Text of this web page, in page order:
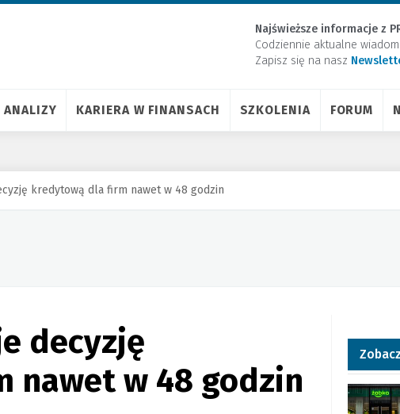
Najświeższe informacje z
Codziennie aktualne
Zapisz się na nasz
ANALIZY KARIERA W FINANSACH SZKOLENIA FORUM
kredytową dla firm nawet w 48 godzin
decyzję
nawet w 48 godzin